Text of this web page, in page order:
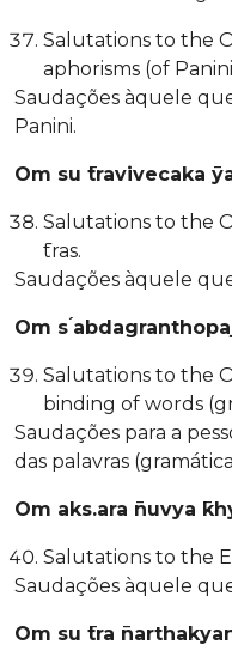
Salutations to the
aphorisms (of
Saudações àquele
Panini.
Om su ̄travivecaka
Salutations to the
̄tras.
Saudações àquele
Om s
Salutations to the
binding of words
Saudações para a
das palavras
Om aks.ara ̄nuvya
Salutations to the
Saudações àquele
Om su ̄tra